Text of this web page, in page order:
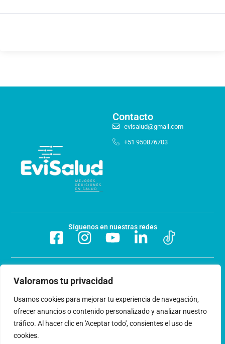
Valoramos tu privacidad
Usamos cookies para mejorar tu experiencia de navegación,
ofrecer anuncios o contenido personalizado y analizar nuestro
tráfico. Al hacer clic en 'Aceptar todo', consientes el uso de
cookies.
Contacto
evisalud@gmail.com
+51 950876703
Síguenos en nuestras redes
Acerca de nosotros
Trabaja con nosotros
Libro de reclamaciones